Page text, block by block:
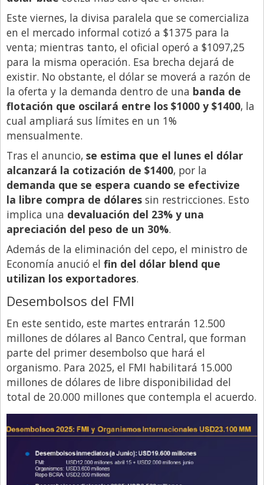
Este viernes, la divisa paralela que se comercializa
en el mercado informal cotizó a $1375 para la
venta; mientras tanto, el oficial operó a $1097,25
para la misma operación. Esa brecha dejará de
existir. No obstante, el dólar se moverá a razón de
la oferta y la demanda dentro de una banda de
flotación que oscilará entre los $1000 y $1400, la
cual ampliará sus límites en un 1%
mensualmente.
Tras el anuncio, se estima que el lunes el dólar
alcanzará la cotización de $1400, por la
demanda que se espera cuando se efectivize
la libre compra de dólares sin restricciones. Esto
implica una devaluación del 23% y una
apreciación del peso de un 30%.
Además de la eliminación del cepo, el ministro de
Economía anució el fin del dólar blend que
utilizan los exportadores.
Desembolsos del FMI
En este sentido, este martes entrarán 12.500
millones de dólares al Banco Central, que forman
parte del primer desembolso que hará el
organismo. Para 2025, el FMI habilitará 15.000
millones de dólares de libre disponibilidad del
total de 20.000 millones que contempla el acuerdo.